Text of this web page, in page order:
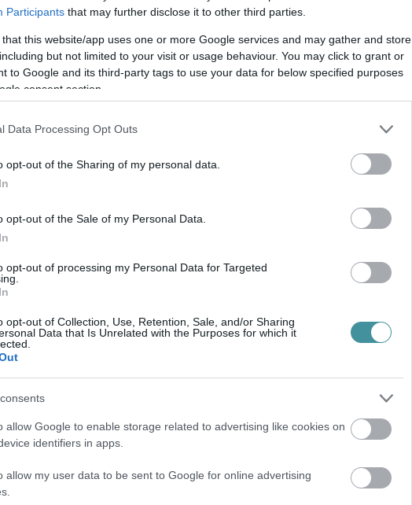
Participants that may further disclose it to other third parties.
that this website/app uses one or more Google services and may gather and store
but not limited to your visit or usage behaviour. You may click to grant or
to Google and its third-party tags to use your data for below specified purposes
consent section.
Data Processing Opt Outs
opt-out of the Sharing of my personal data.
opt-out of the Sale of my Personal Data.
opt-out of processing my Personal Data for Targeted
opt-out of Collection, Use, Retention, Sale, and/or Sharing
Data that Is Unrelated with the Purposes for which it
allow Google to enable storage related to advertising like cookies on
identifiers in apps.
allow my user data to be sent to Google for online advertising
Ő értük is tüntetünk, hiszen az ársapkák
írtaközöségi oldalána demonstráció egyik
útvonala a következő: Kepes
- Barkóczy utca - Csiky Sándor utca -
Géza tér. Ezt követően a tüntetés a
utcát, Barkóczy utcát, Csíky
zárják le 18:40-től 20:00-ig.
a lezárások miatt fennakadások
a járatok nem érintik az autóbusz-
Park megállóban, illetve a Noszvaj és
út nevű megállóban lehet
Dobó Gimnázium, Autóbusz-állomás,